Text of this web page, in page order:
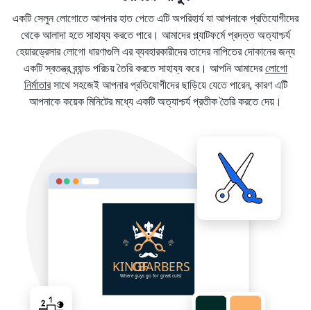
একটি সেলুন লোগোতে আপনার হাত পেতে এটি অপরিহার্য যা আপনাকে প্রতিযোগীদের
থেকে আলাদা হতে সাহায্য করতে পারে। আমাদের প্ল্যাটফর্মে প্রদত্ত অত্যাশ্চর্য
হেয়ারড্রেসার লোগো ধারণাগুলি এর ব্যবহারকারীদের তাদের নাপিতের দোকানের জন্য
একটি স্বতন্ত্র ব্র্যান্ড পরিচয় তৈরি করতে সাহায্য করে। আপনি আমাদেরলোগো
নির্মাতারসাথে সহজেই আপনার প্রতিযোগীদের ছাড়িয়ে যেতে পারেন, কারণ এটি
আপনাকে কয়েক মিনিটের মধ্যে একটি অত্যাশ্চর্য প্রতীক তৈরি করতে দেয়।